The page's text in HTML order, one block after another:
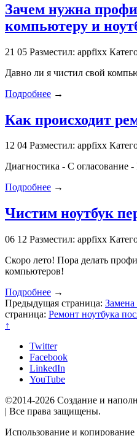
Зачем нужна
компьютеру и
21 05 Разместил: appfixx
Давно ли я чистил свой
Подробнее →
Как происходит
12 04 Разместил: appfixx
Диагностика - С огласование
Подробнее →
Чистим ноутбук
06 12 Разместил: appfixx
Скоро лето! Пора делать
компьютеров!
Подробнее →
Предыдущая страница: Замена
страница: Ремонт ноутбука
↑
Twitter
Facebook
LinkedIn
YouTube
©2014-2026 Создание и
| Все права защищены.
Использование и копирование